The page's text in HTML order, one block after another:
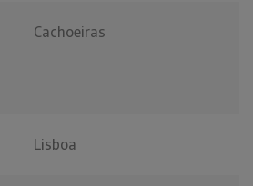
Cachoeiras
Lisboa